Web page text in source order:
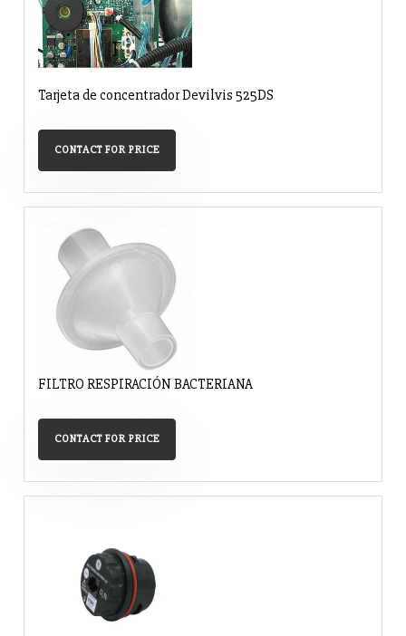
Tarjeta de concentrador Devilvis 525DS
CONTACT FOR PRICE
FILTRO RESPIRACIÓN BACTERIANA
CONTACT FOR PRICE